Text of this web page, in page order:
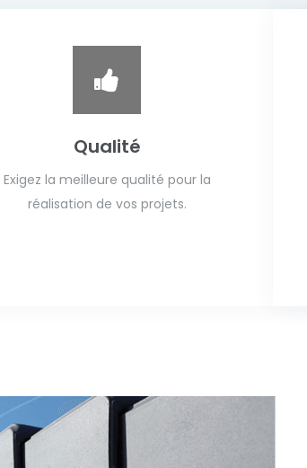
Qualité
Exigez la meilleure qualité pour la
réalisation de vos projets.